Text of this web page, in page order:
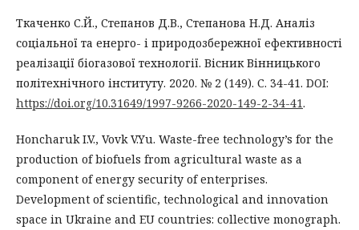
Ткаченко С.Й., Степанов Д.В., Степанова Н.Д. Аналіз
соціальної та енерго- і природозбережної ефективності
реалізації біогазової технології. Вісник Вінницького
політехнічного інституту. 2020. № 2 (149). С. 34-41. DOI:
https://doi.org/10.31649/1997-9266-2020-149-2-34-41.
Honcharuk I.V., Vovk V.Yu. Waste-free technology’s for the
production of biofuels from agricultural waste as a
component of energy security of enterprises.
Development of scientific, technological and innovation
space in Ukraine and EU countries: collective monograph.